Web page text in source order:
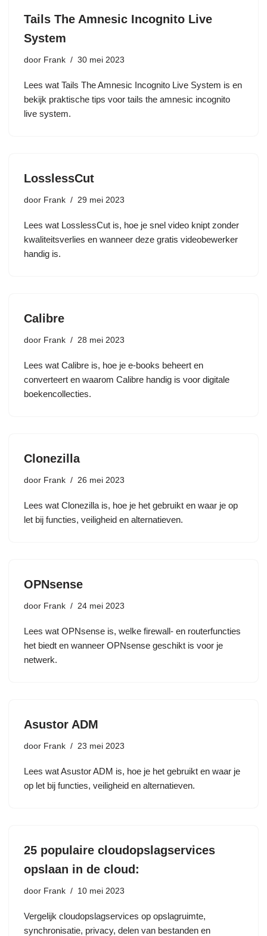
Tails The Amnesic Incognito Live
System
door Frank 30 mei 2023
Lees wat Tails The Amnesic Incognito Live System is en
bekijk praktische tips voor tails the amnesic incognito
live system.
LosslessCut
door Frank 29 mei 2023
Lees wat LosslessCut is, hoe je snel video knipt zonder
kwaliteitsverlies en wanneer deze gratis videobewerker
handig is.
Calibre
door Frank 28 mei 2023
Lees wat Calibre is, hoe je e-books beheert en
converteert en waarom Calibre handig is voor digitale
boekencollecties.
Clonezilla
door Frank 26 mei 2023
Lees wat Clonezilla is, hoe je het gebruikt en waar je op
let bij functies, veiligheid en alternatieven.
OPNsense
door Frank 24 mei 2023
Lees wat OPNsense is, welke firewall- en routerfuncties
het biedt en wanneer OPNsense geschikt is voor je
netwerk.
Asustor ADM
door Frank 23 mei 2023
Lees wat Asustor ADM is, hoe je het gebruikt en waar je
op let bij functies, veiligheid en alternatieven.
25 populaire cloudopslagservices
opslaan in de cloud:
door Frank 10 mei 2023
Vergelijk cloudopslagservices op opslagruimte,
synchronisatie, privacy, delen van bestanden en